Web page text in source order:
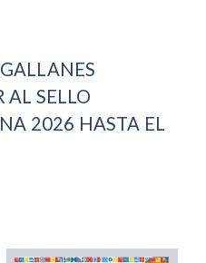
AL SELLO
2026 HASTA EL